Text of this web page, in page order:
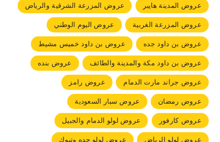
عروض المدينة هايبر
عروض المزرعة الشرقية والرياض
عروض المزرعة الغربية
عروض اليوم الوطني
عروض بن داود جده
عروض بن داود خميس مشيط
عروض بن داود مكة والمدينة والطائف
عروض بنده
عروض جراند مارت الدمام
عروض رامز
عروض رمضان
عروض سبار السعودية
عروض كارفور
عروض لولو الدمام والجبيل
عروض لولو الرياض
عروض لولو جده وتبوك